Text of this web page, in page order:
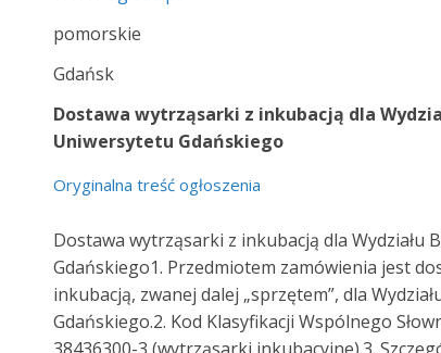
pomorskie
Gdańsk
Dostawa wytrząsarki z inkubacją dla
Uniwersytetu Gdańskiego
Oryginalna treść ogłoszenia
Dostawa wytrząsarki z inkubacją dla Wydziału
Gdańskiego1. Przedmiotem zamówienia jest
inkubacją, zwanej dalej „sprzętem”, dla
Gdańskiego.2. Kod Klasyfikacji Wspólnego